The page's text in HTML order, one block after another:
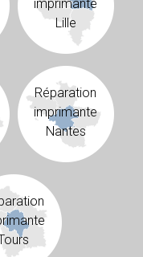
imprimante
Lille
Réparation
imprimante
Nantes